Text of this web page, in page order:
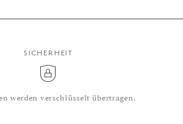
SICHERHEIT
werden verschlüsselt übertragen.